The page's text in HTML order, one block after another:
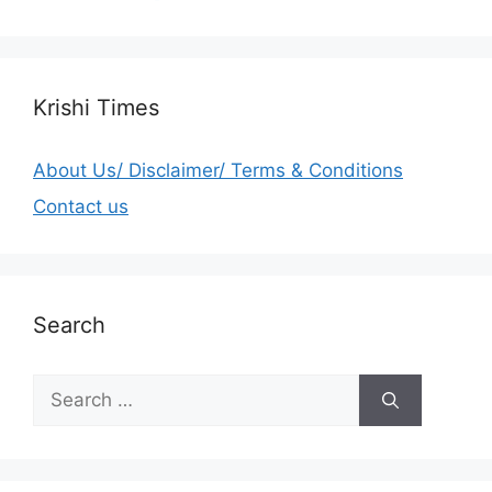
Krishi Times
About Us/ Disclaimer/ Terms & Conditions
Contact us
Search